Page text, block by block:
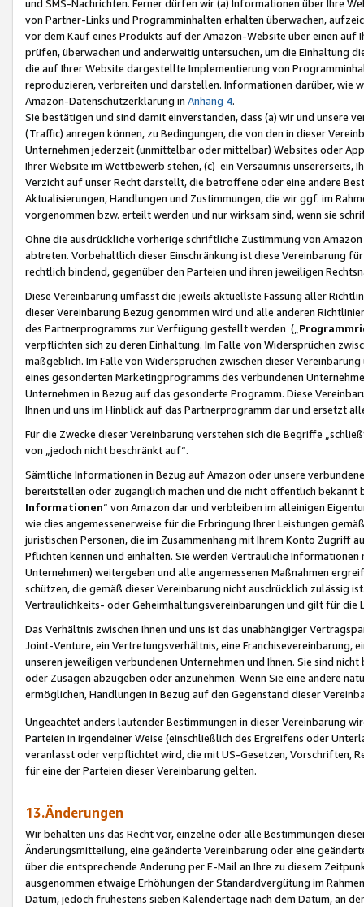
und SMS-Nachrichten. Ferner dürfen wir (a) Informationen über Ihre
von Partner-Links und Programminhalten erhalten überwachen,
vor dem Kauf eines Produkts auf der Amazon-Website über einen
prüfen, überwachen und anderweitig untersuchen, um die Einhaltung
die auf Ihrer Website dargestellte Implementierung von
reproduzieren, verbreiten und darstellen. Informationen darüber, wie
Amazon-Datenschutzerklärung in Anhang 4.
Sie bestätigen und sind damit einverstanden, dass (a) wir und
(Traffic) anregen können, zu Bedingungen, die von den in dieser
Unternehmen jederzeit (unmittelbar oder mittelbar) Websites oder
Ihrer Website im Wettbewerb stehen, (c) ein Versäumnis unsererseits,
Verzicht auf unser Recht darstellt, die betroffene oder eine andere
Aktualisierungen, Handlungen und Zustimmungen, die wir ggf. im
vorgenommen bzw. erteilt werden und nur wirksam sind, wenn sie
Ohne die ausdrückliche vorherige schriftliche Zustimmung von
abtreten. Vorbehaltlich dieser Einschränkung ist diese Vereinbarung
rechtlich bindend, gegenüber den Parteien und ihren jeweiligen
Diese Vereinbarung umfasst die jeweils aktuellste Fassung aller
dieser Vereinbarung Bezug genommen wird und alle anderen
des Partnerprogramms zur Verfügung gestellt werden („
verpflichten sich zu deren Einhaltung. Im Falle von Widersprüchen
maßgeblich. Im Falle von Widersprüchen zwischen dieser
eines gesonderten Marketingprogramms des verbundenen
Unternehmen in Bezug auf das gesonderte Programm. Diese
Ihnen und uns im Hinblick auf das Partnerprogramm dar und ersetzt
Für die Zwecke dieser Vereinbarung verstehen sich die Begriffe
von „jedoch nicht beschränkt auf“.
Sämtliche Informationen in Bezug auf Amazon oder unsere
bereitstellen oder zugänglich machen und die nicht öffentlich
Informationen“ von Amazon dar und verbleiben im alleinigen
wie dies angemessenerweise für die Erbringung Ihrer Leistungen
juristischen Personen, die im Zusammenhang mit Ihrem Konto
Pflichten kennen und einhalten. Sie werden Vertrauliche
Unternehmen) weitergeben und alle angemessenen Maßnahmen
schützen, die gemäß dieser Vereinbarung nicht ausdrücklich zulässig
Vertraulichkeits- oder Geheimhaltungsvereinbarungen und gilt für die
Das Verhältnis zwischen Ihnen und uns ist das unabhängiger
Joint-Venture, ein Vertretungsverhältnis, eine Franchisevereinbarung,
unseren jeweiligen verbundenen Unternehmen und Ihnen. Sie sind
oder Zusagen abzugeben oder anzunehmen. Wenn Sie eine andere
ermöglichen, Handlungen in Bezug auf den Gegenstand dieser
Ungeachtet anders lautender Bestimmungen in dieser Vereinbarung
Parteien in irgendeiner Weise (einschließlich des Ergreifens oder
veranlasst oder verpflichtet wird, die mit US-Gesetzen, Vorschriften,
für eine der Parteien dieser Vereinbarung gelten.
13.Änderungen
Wir behalten uns das Recht vor, einzelne oder alle Bestimmungen
Änderungsmitteilung, eine geänderte Vereinbarung oder eine
über die entsprechende Änderung per E-Mail an Ihre zu diesem
ausgenommen etwaige Erhöhungen der Standardvergütung im
Datum, jedoch frühestens sieben Kalendertage nach dem Datum, an